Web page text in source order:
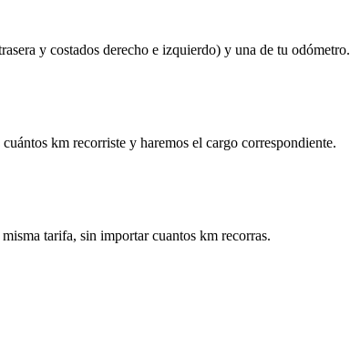
y costados derecho e izquierdo) y una de tu odómetro.
cuántos km recorriste y haremos el cargo correspondiente.
tarifa, sin importar cuantos km recorras.